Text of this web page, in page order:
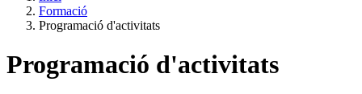
Formació
Programació d'activitats
Programació d'activitats